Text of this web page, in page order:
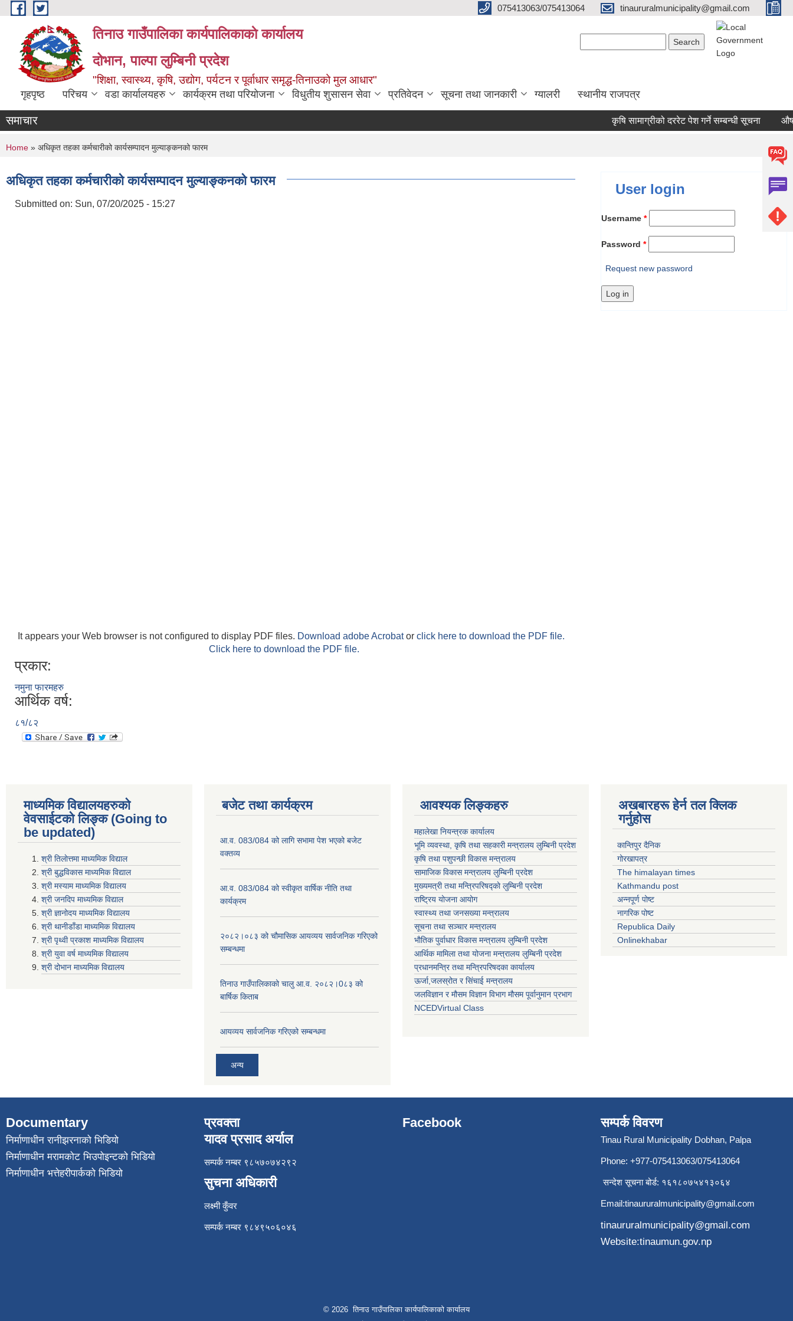
Skip to main content 075413063/075413064 tinaururalmunicipality@gmail.com
तिनाउ गाउँपालिका कार्यपालिकाकाे कार्यालय
दोभान, पाल्पा लुम्बिनी प्रदेश
"शिक्षा, स्वास्थ्य, कृषि, उद्योग, पर्यटन र पूर्वाधार समृद्ध-तिनाउको मुल आधार"
गृहपृष्ठ परिचय वडा कार्यालयहरु कार्यक्रम तथा परियोजना विधुतीय शुसासन सेवा प्रतिवेदन सूचना तथा जानकारी ग्यालरी स्थानीय राजपत्र
समाचार कृषि सामाग्रीको दररेट पेश गर्ने सम्बन्धी सूचना
You are here
Home » अधिकृत तहका कर्मचारीको कार्यसम्पादन मुल्याङ्कनको फारम
अधिकृत तहका कर्मचारीको कार्यसम्पादन मुल्याङ्कनको फारम
Submitted on: Sun, 07/20/2025 - 15:27
It appears your Web browser is not configured to display PDF files. Download adobe Acrobator click here to download the PDF file.
Click here to download the PDF file.
प्रकार:
नमुना फारमहरु
आर्थिक वर्ष:
८१/८२
User login
Username *
Password *
Request new password
माध्यमिक विद्यालयहरुकाे
वेवसाईटको लिङ्क (Going to
be updated)
श्री तिलाेत्तमा माध्यमिक विद्याल
श्री बुद्धविकास माध्यमिक विद्याल
श्री मस्याम माध्यमिक विद्यालय
श्री जनदिप माध्यमिक विद्याल
श्री ज्ञानोदय माध्यमिक विद्यालय
श्री थानीडाँडा माध्यमिक विद्यालय
श्री पृथ्वी प्रकाश माध्यमिक विद्यालय
श्री युवा वर्ष माध्यमिक विद्यालय
श्री दोभान माध्यमिक विद्यालय
बजेट तथा कार्यक्रम
आ.व. 083/084 को लागि सभामा पेश भएको बजेट
वक्तव्य
आ.व. 083/084 को स्वीकृत वार्षिक नीति तथा
कार्यक्रम
२०८२।०८३ को चौमासिक आयव्यय सार्वजनिक गरिएको
सम्बन्धमा
तिनाउ गाउँपालिकाको चालु आ.व. २०८२।0८३ को
बार्षिक किताब
आयव्यय सार्वजनिक गरिएको सम्बन्धमा
अन्य
आवश्यक लिङ्कहरु
महालेखा नियन्त्रक कार्यालय
भूमि व्यवस्था, कृषि तथा सहकारी मन्त्रालय लुम्बिनी प्रदेश
कृषि तथा पशुपन्छी विकास मन्त्रालय
सामाजिक विकास मन्त्रालय लुम्बिनी प्रदेश
मुख्यमत्री तथा मन्त्रिपरिषद्काे लुम्बिनी प्रदेश
राष्ट्रिय योजना आयोग
स्वास्थ्य तथा जनसख्या मन्त्रालय
सूचना तथा सञ्चार मन्त्रालय
भाैतिक पुर्वाधार विकास मन्त्रालय लुम्बिनी प्रदेश
आर्थिक मामिला तथा योजना मन्त्रालय लुम्बिनी प्रदेश
प्रधानमन्त्रि तथा मन्त्रिपरिषदका कार्यालय
ऊर्जा,जलस्रोत र सिंचाई मन्त्रालय
जलविज्ञान र मौसम विज्ञान विभाग मौसम पूर्वानुमान प्रभाग
NCEDVirtual Class
अखबारहरू हेर्न तल क्लिक
गर्नुहोस
कान्तिपुर दैनिक
गोरखापत्र
The himalayan times
Kathmandu post
अन्नपूर्ण पोष्ट
नागरिक पोष्ट
Republica Daily
Onlinekhabar
Documentary
निर्माणाधीन रानीझरनाको भिडियो
निर्माणाधीन मरामकोट भिउपोइन्टको भिडियो
निर्माणाधीन भत्तेहरीपार्कको भिडियो
प्रवक्ता
यादव प्रसाद अर्याल
सम्पर्क नम्बर ९८५७०७४२९२
सुचना अधिकारी
लक्ष्मी कुँवर
सम्पर्क नम्बर ९८४९५०६०४६
Facebook सम्पर्क विवरण
Tinau Rural Municipality Dobhan, Palpa
Phone: +977-075413063/075413064
सन्देश सूचना बोर्ड: १६१८०७५४१३०६४
Email:tinaururalmunicipality@gmail.com
tinaururalmunicipality@gmail.com
Website:tinaumun.gov.np
© 2026 तिनाउ गाउँपालिका कार्यपालिकाकाे कार्यालय